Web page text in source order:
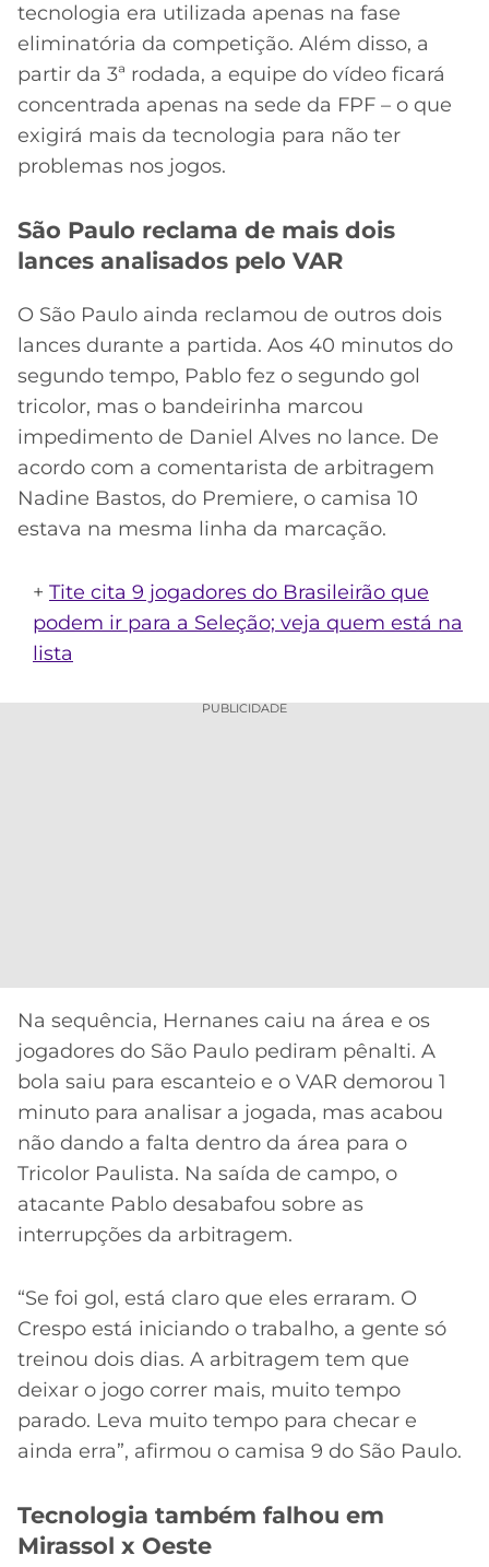
tecnologia era utilizada apenas na fase
eliminatória da competição. Além disso, a
partir da 3ª rodada, a equipe do vídeo ficará
concentrada apenas na sede da FPF – o que
exigirá mais da tecnologia para não ter
problemas nos jogos.
São Paulo reclama de mais dois
lances analisados pelo VAR
O São Paulo ainda reclamou de outros dois
lances durante a partida. Aos 40 minutos do
segundo tempo, Pablo fez o segundo gol
tricolor, mas o bandeirinha marcou
impedimento de Daniel Alves no lance. De
acordo com a comentarista de arbitragem
Nadine Bastos, do Premiere, o camisa 10
estava na mesma linha da marcação.
+ Tite cita 9 jogadores do Brasileirão que
podem ir para a Seleção; veja quem está na
lista
PUBLICIDADE
Na sequência, Hernanes caiu na área e os
jogadores do São Paulo pediram pênalti. A
bola saiu para escanteio e o VAR demorou 1
minuto para analisar a jogada, mas acabou
não dando a falta dentro da área para o
Tricolor Paulista. Na saída de campo, o
atacante Pablo desabafou sobre as
interrupções da arbitragem.
“Se foi gol, está claro que eles erraram. O
Crespo está iniciando o trabalho, a gente só
treinou dois dias. A arbitragem tem que
deixar o jogo correr mais, muito tempo
parado. Leva muito tempo para checar e
ainda erra”, afirmou o camisa 9 do São Paulo.
Tecnologia também falhou em
Mirassol x Oeste